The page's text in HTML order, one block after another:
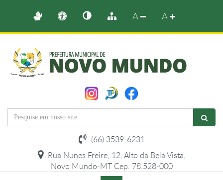
A A
(66) 3539-6231
Rua Nunes Freire, 12, Alto da Bela Vista,
Novo Mundo-MT Cep. 78.528-000